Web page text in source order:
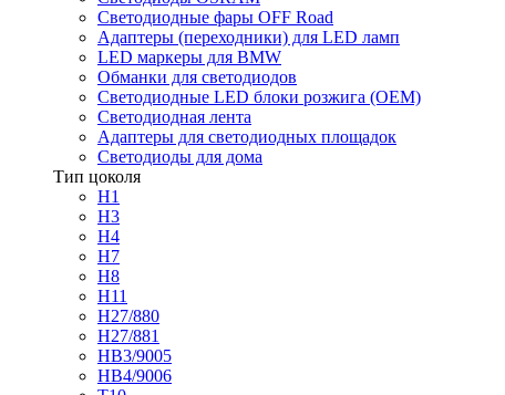
Светодиодные фары OFF Road
Адаптеры (переходники) для LED ламп
LED маркеры для BMW
Обманки для светодиодов
Светодиодные LED блоки розжига (OEM)
Светодиодная лента
Адаптеры для светодиодных площадок
Светодиоды для дома
Тип цоколя
H1
H3
H4
H7
H8
H11
H27/880
H27/881
HB3/9005
HB4/9006